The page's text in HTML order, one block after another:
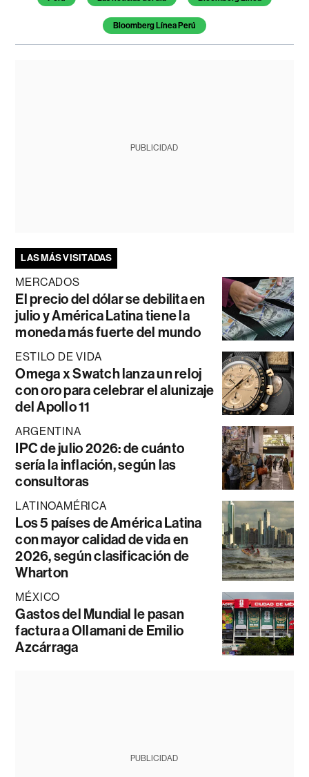
Bloomberg Línea Perú
PUBLICIDAD
LAS MÁS VISITADAS
MERCADOS
El precio del dólar se debilita en
julio y América Latina tiene la
moneda más fuerte del mundo
ESTILO DE VIDA
Omega x Swatch lanza un reloj
con oro para celebrar el alunizaje
del Apollo 11
ARGENTINA
IPC de julio 2026: de cuánto
sería la inflación, según las
consultoras
LATINOAMÉRICA
Los 5 países de América Latina
con mayor calidad de vida en
2026, según clasificación de
Wharton
MÉXICO
Gastos del Mundial le pasan
factura a Ollamani de Emilio
Azcárraga
PUBLICIDAD